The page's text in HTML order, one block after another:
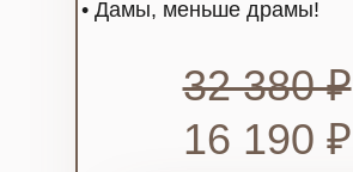
16 190 ₽
• Дамы, меньше драмы!
32 380 ₽